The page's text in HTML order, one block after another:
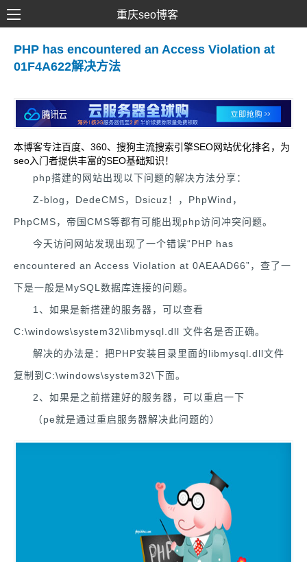
SEO优化
网络推广
SEM营销
重庆seo博客
PHP has encountered an Access Violation at
01F4A622解决方法
本博客专注百度、360、搜狗主流搜索引擎SEO网站优化排名，为
seo入门者提供丰富的SEO基础知识！
php搭建的网站出现以下问题的解决方法分享：
Z-blog，DedeCMS，Dsicuz！，PhpWind，
PhpCMS，帝国CMS等都有可能出现php访问冲突问题。
今天访问网站发现出现了一个错误“PHP has
encountered an Access Violation at 0AEAAD66”，查了一
下是一般是MySQL数据库连接的问题。
1、如果是新搭建的服务器，可以查看
C:\windows\system32\libmysql.dll 文件名是否正确。
解决的办法是：把PHP安装目录里面的libmysql.dll文件
复制到C:\windows\system32\下面。
2、如果是之前搭建好的服务器，可以重启一下
（pe就是通过重启服务器解决此问题的）